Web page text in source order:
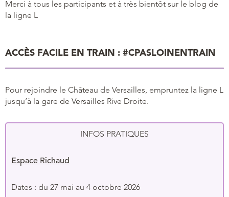
Merci à tous les participants et à très bientôt sur le blog de
la ligne L
ACCÈS FACILE EN TRAIN : #CPASLOINENTRAIN
Pour rejoindre le Château de Versailles, empruntez la ligne L
jusqu’à la gare de Versailles Rive Droite.
INFOS PRATIQUES
Espace Richaud
Dates : du 27 mai au 4 octobre 2026